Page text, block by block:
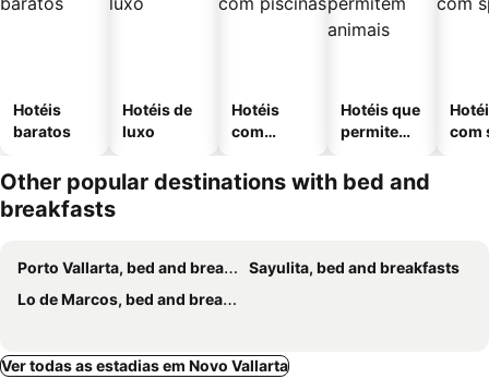
Hotéis
baratos
Hotéis de
luxo
Hotéis
com
Hotéis que
permitem
com
Other popular destinations with bed and
breakfasts
Porto Vallarta, bed and breakfasts
Sayulita, bed and breakfasts
Lo de Marcos, bed and breakfasts
Ver todas as estadias em Novo Vallarta